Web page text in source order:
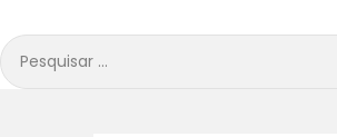
Pesquisar
por:
Boutique en